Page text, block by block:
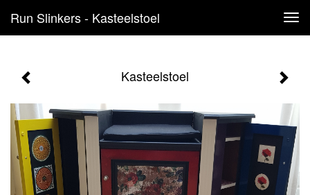
Run Slinkers - Kasteelstoel
Kasteelstoel